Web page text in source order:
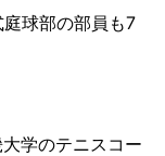
球部の部員も7
学のテニスコー